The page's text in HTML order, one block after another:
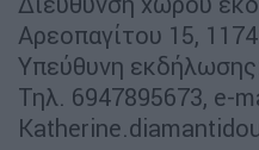
Αρεοπαγίτου 15,
Υπεύθυνη
Τηλ. 6947895673, e-